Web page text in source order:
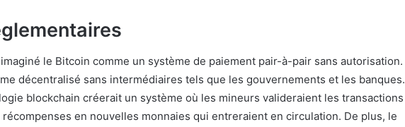
le Bitcoin comme un système de paiement pair-à-pair sans autorisation.
décentralisé sans intermédiaires tels que les gouvernements et les banques.
blockchain créerait un système où les mineurs valideraient les transactions
en nouvelles monnaies qui entreraient en circulation. De plus, le